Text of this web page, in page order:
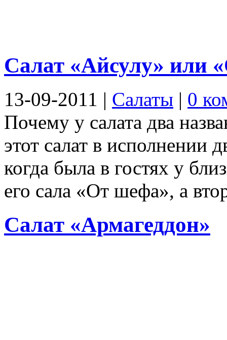
Салат «Айсулу» или
13-09-2011 | Салаты | 0
Почему у салата два
этот салат в исполнении
когда была в гостях у
его сала «От шефа», а
Салат «Армагеддон»